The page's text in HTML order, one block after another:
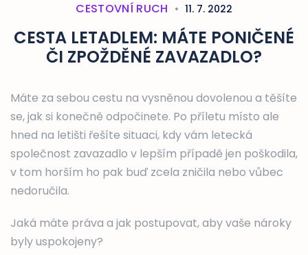
CESTOVNÍ RUCH 11. 7. 2022
CESTA LETADLEM: MÁTE PONIČENÉ
ČI ZPOŽDĚNÉ ZAVAZADLO?
Máte za sebou cestu na vysněnou dovolenou a těšíte
se, jak si konečně odpočinete. Po příletu místo ale
hned na letišti řešíte situaci, kdy vám letecká
společnost zavazadlo v lepším případě jen poškodila,
v tom horším ho pak buď zcela zničila nebo vůbec
nedoručila.
Jaká máte práva a jak postupovat, aby vaše nároky
byly uspokojeny?